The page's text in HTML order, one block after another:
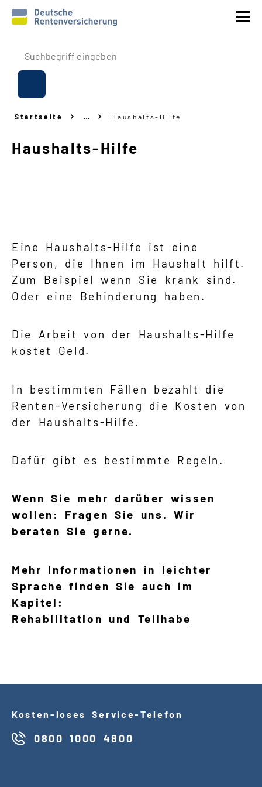
Prävention
Reha
Navigation
Suche
Inhalte in Gebärdensprache (DGS)
Leichte Sprache
Startseite … Haushalts-Hilfe
Haushalts-Hilfe
Eine Haushalts-Hilfe ist eine
Person, die Ihnen im Haushalt hilft.
Zum Beispiel wenn Sie krank sind.
Oder eine Behinderung haben.
Die Arbeit von der Haushalts-Hilfe
kostet Geld.
In bestimmten Fällen bezahlt die
Renten-Versicherung die Kosten von
der Haushalts-Hilfe.
Dafür gibt es bestimmte Regeln.
Wenn Sie mehr darüber wissen
wollen: Fragen Sie uns. Wir
beraten Sie gerne.
Mehr Informationen in leichter
Sprache finden Sie auch im
Kapitel:
Rehabilitation und Teilhabe
Kosten - loses Service-Telefon
0800 1000 4800